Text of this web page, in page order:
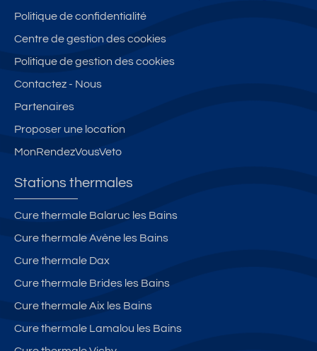
Politique de confidentialité
Centre de gestion des cookies
Politique de gestion des cookies
Contactez - Nous
Partenaires
Proposer une location
MonRendezVousVeto
Stations thermales
Cure thermale Balaruc les Bains
Cure thermale Avène les Bains
Cure thermale Dax
Cure thermale Brides les Bains
Cure thermale Aix les Bains
Cure thermale Lamalou les Bains